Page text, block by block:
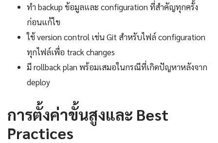
ทำ backup ข้อมูลและ configuration ที่สำคัญทุกครั้ง
ก่อนแก้ไข
ใช้ version control เช่น Git สำหรับไฟล์ configuration
ทุกไฟล์เพื่อ track changes
มี rollback plan พร้อมเสมอในกรณีที่เกิดปัญหาหลังจาก
deploy
การตั้งค่าขั้นสูงและ Best
Practices